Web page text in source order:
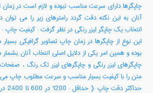
چاپگرها دارای سرعت مناسب نبوده و لازم است در زمان
آنان به این نکته دقت گردد رامترهای زیر را می توان
انتخاب یک چاپگر لیزر رنگی در نظر گرفت : کیفیت چاپ
این نوع از چاپگرها در زمان چاپ تصاویر گرافیکی
بوده و همین امر یکی از دلایل اصلی انتخاب آنان
چاپگرهای لیزر رنگی و چاپگرهای لیزر تک رنگ ،
متن را با کیفیت بسیار مناسب و سرعت مطلوب چاپ می